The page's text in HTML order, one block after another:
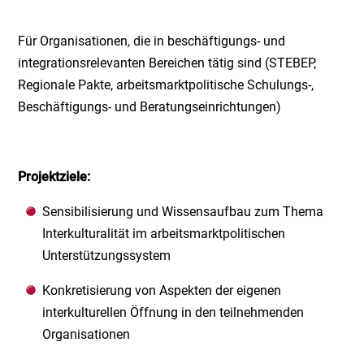
Für Organisationen, die in beschäftigungs- und
integrationsrelevanten Bereichen tätig sind (STEBEP,
Regionale Pakte, arbeitsmarktpolitische Schulungs-,
Beschäftigungs- und Beratungseinrichtungen)
Projektziele:
Sensibilisierung und Wissensaufbau zum Thema
Interkulturalität im arbeitsmarktpolitischen
Unterstützungssystem
Konkretisierung von Aspekten der eigenen
interkulturellen Öffnung in den teilnehmenden
Organisationen